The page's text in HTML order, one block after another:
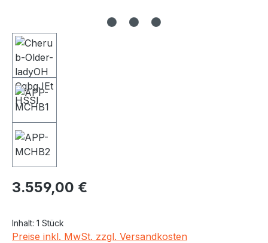
Regulärer Preis:
3.559,00 €
Inhalt: 1 Stück
Preise inkl. MwSt. zzgl. Versandkosten